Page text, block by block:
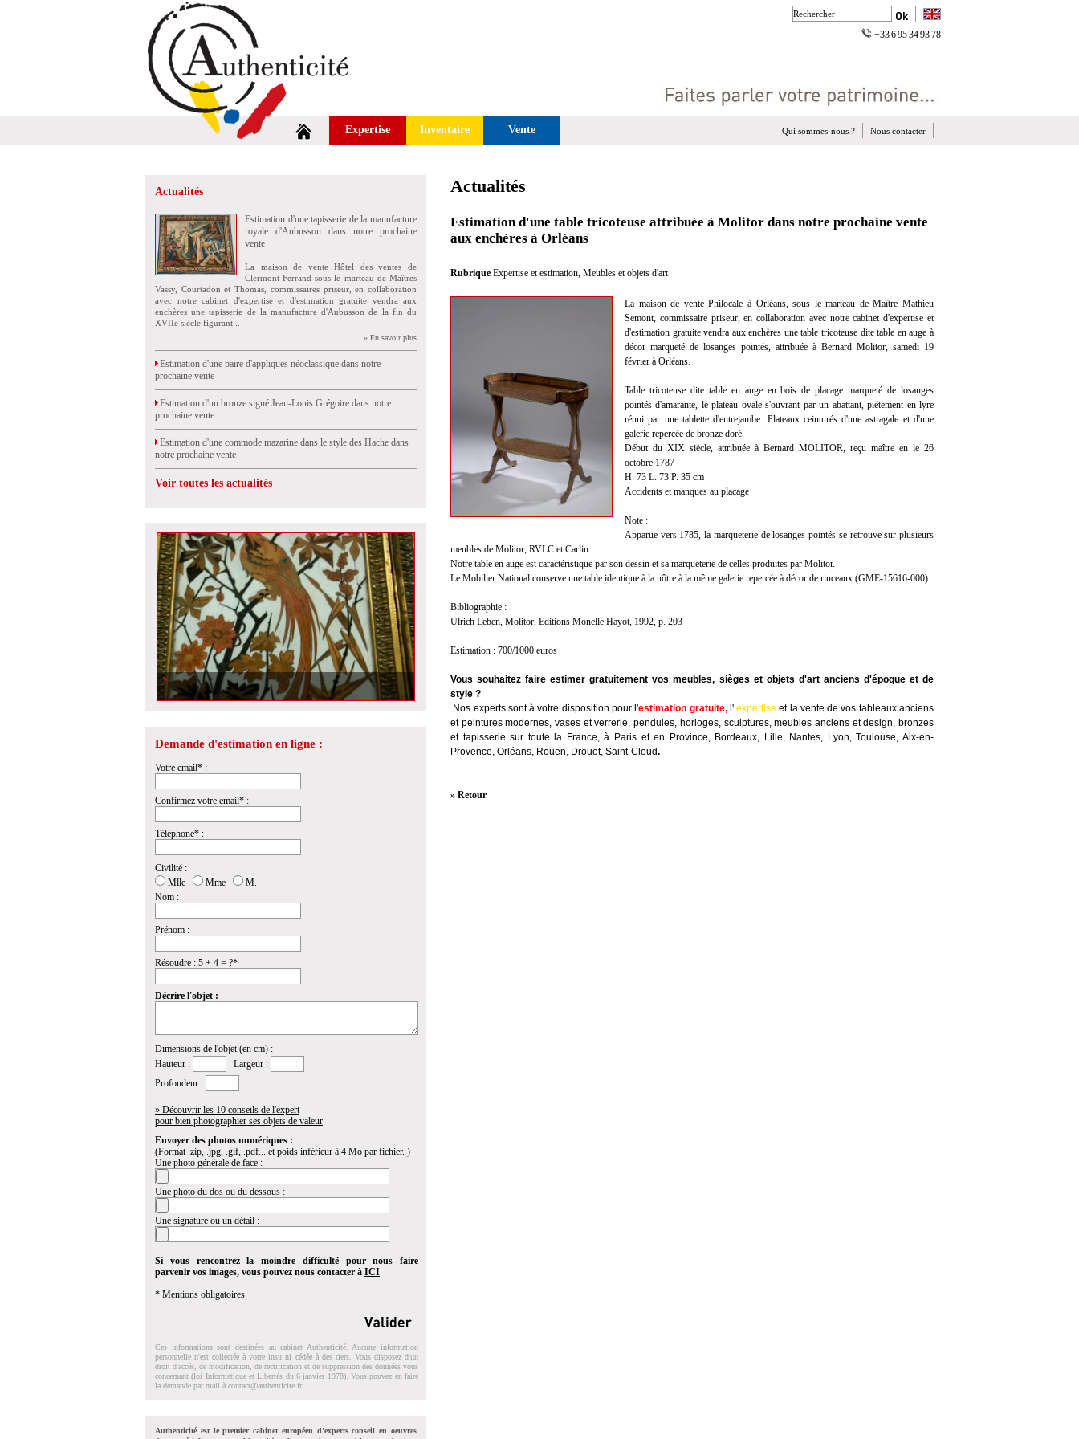
+33 6 95 34 93 78
Expertise Inventaire Vente Nous contacter
Qui sommes-nous ?
Actualités
Estimation d'une tapisserie de la manufacture
royale d'Aubusson dans notre prochaine
vente
La maison de vente Hôtel des ventes de
Clermont-Ferrand sous le marteau de Maîtres
Vassy, Courtadon et Thomas, commissaires priseur, en collaboration
avec notre cabinet d'expertise et d'estimation gratuite vendra aux
enchères une tapisserie de la manufacture d'Aubusson de la fin du
XVIIe siècle figurant...
» En savoir plus
Estimation d'une paire d'appliques néoclassique dans notre
prochaine vente
Estimation d'un bronze signé Jean-Louis Grégoire dans notre
prochaine vente
Estimation d'une commode mazarine dans le style des Hache dans
notre prochaine vente
Voir toutes les actualités
Demande d'estimation en ligne :
Votre email* :
Confirmez votre email* :
Téléphone* :
Civilité :
Mlle
Mme
M.
Nom :
Prénom :
Résoudre : 5 + 4 = ?*
Décrire l'objet :
Dimensions de l'objet (en cm) :
Hauteur :
Largeur :
Profondeur :
» Découvrir les 10 conseils de l'expert
pour bien photographier ses objets de valeur
Envoyer des photos numériques :
(Format .zip, .jpg, .gif, .pdf... et poids inférieur à 4 Mo par fichier. )
Une photo générale de face :
Une photo du dos ou du dessous :
Une signature ou un détail :
Si vous rencontrez la moindre difficulté pour nous faire
parvenir vos images, vous pouvez nous contacter à ICI
* Mentions obligatoires
Ces informations sont destinées au cabinet Authenticité. Aucune information
personnelle n'est collectée à votre insu ni cédée à des tiers. Vous disposez d'un
droit d'accés, de modification, de rectification et de suppression des données vous
concernant (loi Informatique et Libertés du 6 janvier 1978). Vous pouvez en faire
la demande par mail à contact@authenticite.fr.
Authenticité est le premier cabinet européen d'experts conseil en oeuvres
Actualités
Estimation d'une table tricoteuse attribuée à Molitor dans notre prochaine vente
aux enchères à Orléans
Rubrique Expertise et estimation, Meubles et objets d'art
La maison de vente Philocale à Orléans, sous le marteau de Maître Mathieu
Semont, commissaire priseur, en collaboration avec notre cabinet d'expertise et
d'estimation gratuite vendra aux enchères une table tricoteuse dite table en auge à
décor marqueté de losanges pointés, attribuée à Bernard Molitor, samedi 19
février à Orléans.
Table tricoteuse dite table en auge en bois de placage marqueté de losanges
pointés d'amarante, le plateau ovale s'ouvrant par un abattant, piétement en lyre
réuni par une tablette d'entrejambe. Plateaux ceinturés d'une astragale et d'une
galerie repercée de bronze doré.
Début du XIX siècle, attribuée à Bernard MOLITOR, reçu maître en le 26
octobre 1787
H. 73 L. 73 P. 35 cm
Accidents et manques au placage
Note :
Apparue vers 1785, la marqueterie de losanges pointés se retrouve sur plusieurs
meubles de Molitor, RVLC et Carlin.
Notre table en auge est caractéristique par son dessin et sa marqueterie de celles produites par Molitor.
Le Mobilier National conserve une table identique à la nôtre à la même galerie repercée à décor de rinceaux (GME-15616-000)
Bibliographie :
Ulrich Leben, Molitor, Editions Monelle Hayot, 1992, p. 203
Estimation : 700/1000 euros
Vous souhaitez faire estimer gratuitement vos meubles, sièges et objets d'art anciens d'époque et de
style ?
Nos experts sont à votre disposition pour l'estimation gratuite, l'expertise et la vente de vos tableaux anciens
et peintures modernes, vases et verrerie, pendules, horloges, sculptures, meubles anciens et design, bronzes
et tapisserie sur toute la France, à Paris et en Province, Bordeaux, Lille, Nantes, Lyon, Toulouse, Aix-en-
Provence, Orléans, Rouen, Drouot, Saint-Cloud.
» Retour